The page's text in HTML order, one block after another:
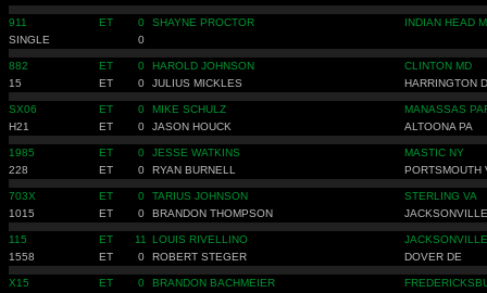
911 ET 0 SHAYNE PROCTOR
INDIAN HEAD
SINGLE
0
882 ET 0 HAROLD JOHNSON
CLINTON MD
15
ET 0 JULIUS MICKLES HARRINGTON
SX06 ET 0 MIKE SCHULZ
MANASSAS
H21
ET 0 JASON HOUCK ALTOONA PA
1985 ET 0 JESSE WATKINS
MASTIC NY
228
ET 0 RYAN BURNELL PORTSMOUTH
703X ET 0 TARIUS JOHNSON
STERLING VA
1015
ET 0 BRANDON THOMPSON
115 ET 11 LOUIS RIVELLINO
1558
ET 0 ROBERT STEGER DOVER DE
X15 ET 0 BRANDON BACHMEIER